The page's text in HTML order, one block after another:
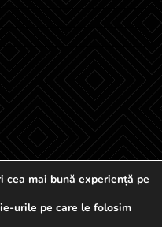
mai bună experiență pe
urile pe care le folosim